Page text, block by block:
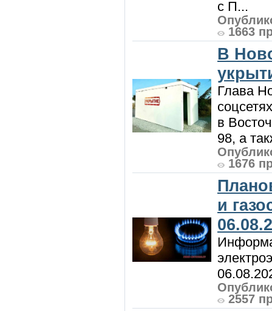
с П...
1663
В
Глава
в
98, а
1676
и
2557